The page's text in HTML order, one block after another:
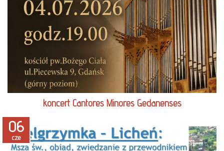
czytaj więcej
koncert Cantores Minores Gedanenses
06
cze